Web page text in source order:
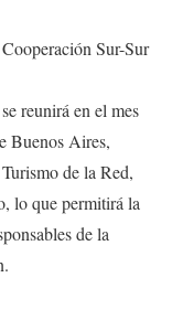
Sur-Sur
reunirá en el mes
Buenos Aires,
de la Red,
lo que permitirá la
de la